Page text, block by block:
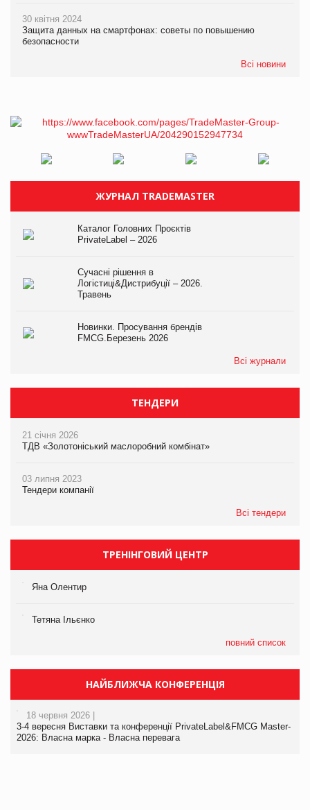
30 квітня 2024
Защита данных на смартфонах: советы по повышению
безопасности
Всі новини
ЖУРНАЛ TRADEMASTER
Каталог Головних Проєктів
PrivateLabel – 2026
Сучасні рішення в
Логістиці&Дистрибуції – 2026.
Травень
Новинки. Просування брендів
FMCG.Березень 2026
Всі журнали
ТЕНДЕРИ
21 січня 2026
ТДВ «Золотоніський маслоробний комбінат»
03 липня 2023
Тендери компанії
Всі тендери
ТРЕНІНГОВИЙ ЦЕНТР
Яна Олентир
Тетяна Ільєнко
повний список
НАЙБЛИЖЧА КОНФЕРЕНЦІЯ
18 червня 2026 |
3-4 вересня Виставки та конференції PrivateLabel&FMCG Master-
2026: Власна марка - Власна перевага